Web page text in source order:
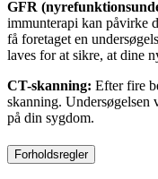
GFR
immunterapi kan påvirke
få foretaget en
laves for at sikre, at dine
CT-skanning: Efter fire
skanning.
på din sygdom.
Forholdsregler